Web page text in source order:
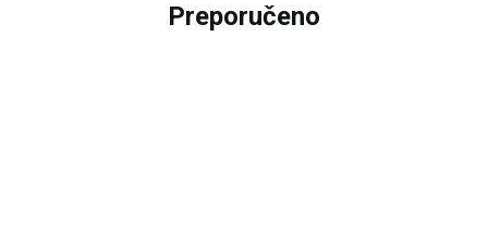
Preporučeno